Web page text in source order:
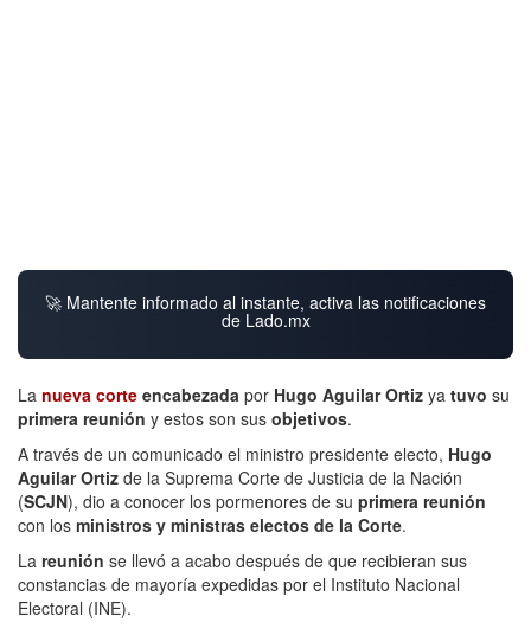
🚀 Mantente informado al instante, activa las notificaciones
de Lado.mx
La nueva corte encabezada por Hugo Aguilar Ortiz ya tuvo su
primera reunión y estos son sus objetivos.
A través de un comunicado el ministro presidente electo, Hugo
Aguilar Ortiz de la Suprema Corte de Justicia de la Nación
(SCJN), dio a conocer los pormenores de su primera reunión
con los ministros y ministras electos de la Corte.
La reunión se llevó a acabo después de que recibieran sus
constancias de mayoría expedidas por el Instituto Nacional
Electoral (INE).